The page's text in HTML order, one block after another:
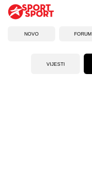
NOVO FORUM
VIJESTI